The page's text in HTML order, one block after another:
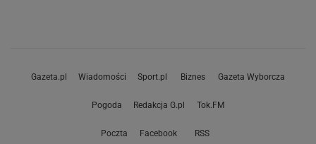
Gazeta.pl Wiadomości Sport.pl Biznes Gazeta Wyborcza
Pogoda Redakcja G.pl Tok.FM
Poczta Facebook RSS